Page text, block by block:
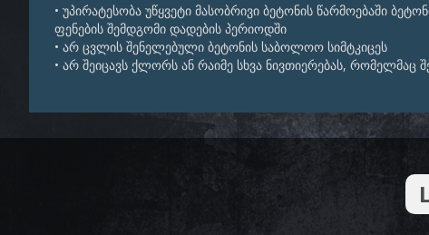
• უპირატესობა უწყვეტი მასობრივი ბეტონის წარმოებაში
ფენების შემდგომი დადების პერიოდში
• არ ცვლის შენელებული ბეტონის საბოლოო სიმტკიცეს
• არ შეიცავს ქლორს ან რაიმე სხვა ნივთიერებას, რომელმაც